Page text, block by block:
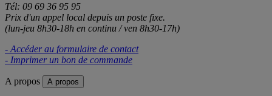
Tél: 09 69 36 95 95
Prix d'un appel local depuis un poste fixe.
(lun-jeu 8h30-18h en continu / ven 8h30-17h)
- Accéder au formulaire de contact
- Imprimer un bon de commande
A propos A propos